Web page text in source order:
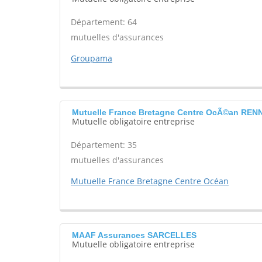
Département: 64
mutuelles d'assurances
Groupama
Mutuelle France Bretagne Centre OcÃ©an
Mutuelle obligatoire entreprise
Département: 35
mutuelles d'assurances
Mutuelle France Bretagne Centre Océan
MAAF Assurances SARCELLES
Mutuelle obligatoire entreprise